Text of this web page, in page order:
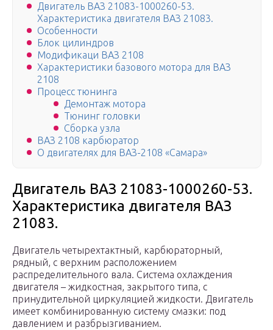
Двигатель ВАЗ 21083-1000260-53.
Характеристика двигателя ВАЗ 21083.
Особенности
Блок цилиндров
Модификаци ВАЗ 2108
Характеристики базового мотора для ВАЗ
2108
Процесс тюнинга
Демонтаж мотора
Тюнинг головки
Сборка узла
ВАЗ 2108 карбюратор
О двигателях для ВАЗ-2108 «Самара»
Двигатель ВАЗ 21083-1000260-53.
Характеристика двигателя ВАЗ
21083.
Двигатель четырехтактный, карбюраторный,
рядный, с верхним расположением
распределительного вала. Система охлаждения
двигателя – жидкостная, закрытого типа, с
принудительной циркуляцией жидкости. Двигатель
имеет комбинированную систему смазки: под
давлением и разбрызгиванием.